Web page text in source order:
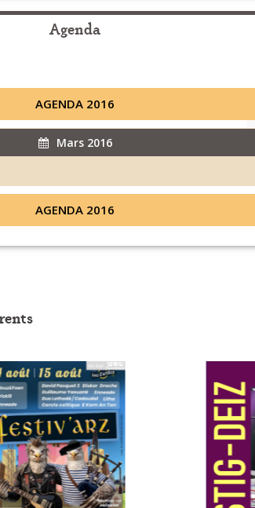
Agenda
AGENDA 2016
Mars 2016
AGENDA 2016